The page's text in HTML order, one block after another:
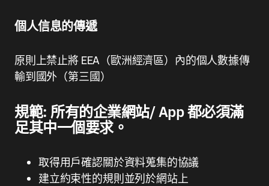
個人信息的傳遞
原則上禁止將 EEA（歐洲經濟區）內的個人數據傳
輸到國外（第三國）
規範: 所有的企業網站/ App 都必須滿
足其中一個要求。
取得用戶確認關於資料蒐集的協議
建立約束性的規則並列於網站上